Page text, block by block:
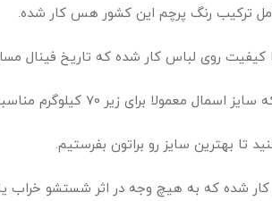
ترکیب رنگ پرچم این کشور هس کار شده.
کیفیت روی لباس کار شده که تاریخ فینال
مناسبه و سایز ایکس لارج تا حدود 110 کیلوگرم.
تا بهترین سایز رو براتون بفرستیم.
شده که به هیچ وجه در اثر شستشو خراب